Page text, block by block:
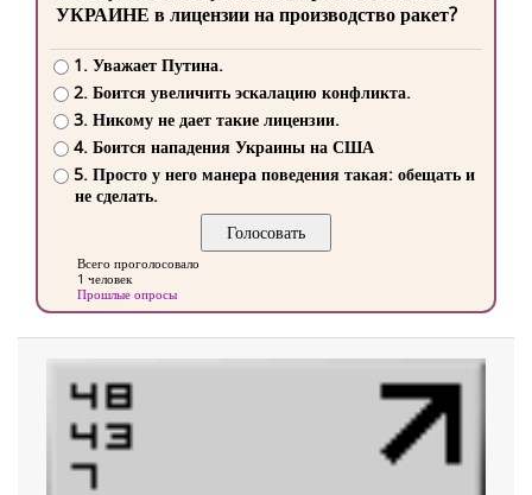
УКРАИНЕ в лицензии на производство ракет?
1. Уважает Путина.
2. Боится увеличить эскалацию конфликта.
3. Никому не дает такие лицензии.
4. Боится нападения Украины на США
5. Просто у него манера поведения такая: обещать и
не сделать.
Всего проголосовало
1 человек
Прошлые опросы